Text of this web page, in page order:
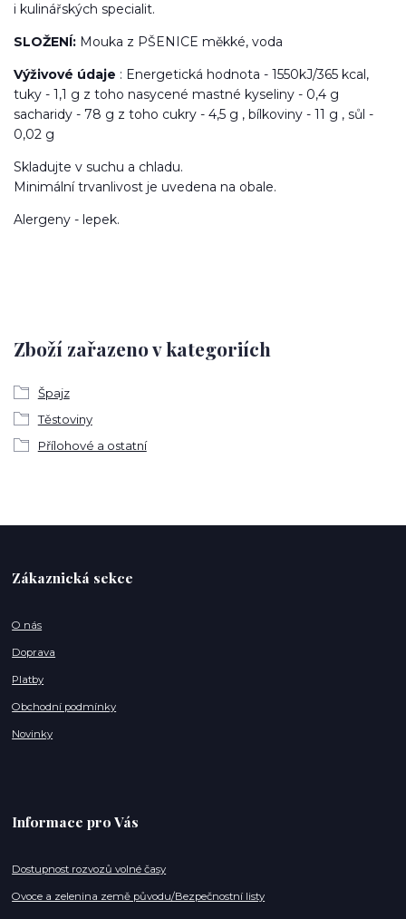
i kulinářských specialit.
SLOŽENÍ: Mouka z PŠENICE měkké, voda
Výživové údaje : Energetická hodnota - 1550kJ/365 kcal,
tuky - 1,1 g z toho nasycené mastné kyseliny - 0,4 g
sacharidy - 78 g z toho cukry - 4,5 g , bílkoviny - 11 g , sůl -
0,02 g
Skladujte v suchu a chladu.
Minimální trvanlivost je uvedena na obale.
Alergeny - lepek.
Zboží zařazeno v kategoriích
Špajz
Těstoviny
Přílohové a ostatní
Zákaznická sekce
O nás
Doprava
Platby
Obchodní podmínky
Novinky
Informace pro Vás
Dostupnost rozvozů volné časy
Ovoce a zelenina země původu/Bezpečnostní listy